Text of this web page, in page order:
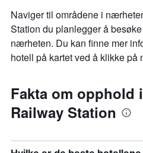
Naviger til områdene i
Station du planlegger å
nærheten. Du kan finne mer
hotell på kartet ved å klikke på
Fakta om opphold
Railway Station